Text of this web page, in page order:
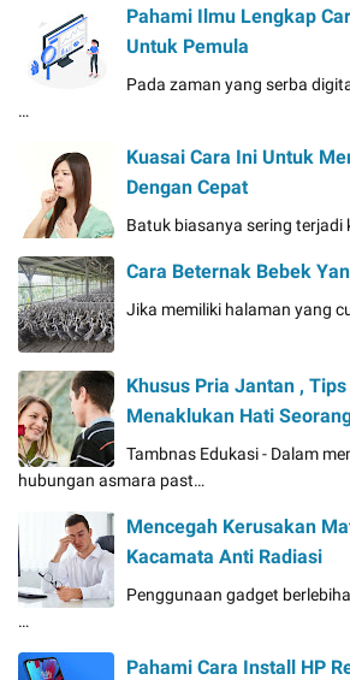
Pahami Ilmu Lengkap
Untuk Pemula
Pada zaman yang serba
…
Kuasai Cara Ini Untuk
Dengan Cepat
Batuk biasanya sering terjadi
Cara Beternak Bebek
Jika memiliki halaman yang
Khusus Pria Jantan ,
Menaklukan Hati
Tambnas Edukasi - Dalam
hubungan asmara past…
Mencegah Kerusakan
Kacamata Anti Radiasi
Penggunaan gadget
…
Pahami Cara Install HP